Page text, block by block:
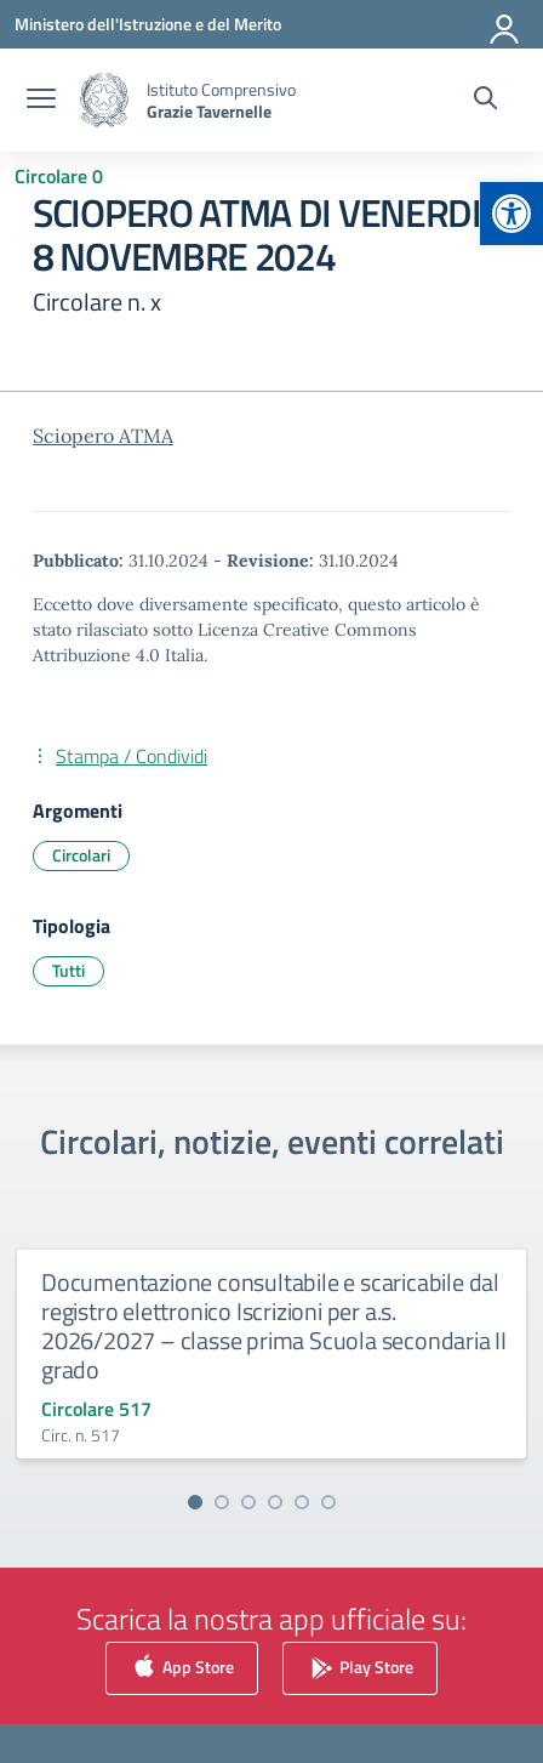
Vai ai contenuti
Vai al menu di navigazione
Vai al footer
Ministero dell'Istruzione e del Merito
Istituto Comprensivo
Grazie Tavernelle
Circolare 0
SCIOPERO ATMA DI VENERDI’
8 NOVEMBRE 2024
Circolare n. x
Sciopero ATMA
Pubblicato: 31.10.2024 - Revisione: 31.10.2024
Eccetto dove diversamente specificato, questo articolo è
stato rilasciato sotto Licenza Creative Commons
Attribuzione 4.0 Italia.
Stampa / Condividi
Argomenti
Circolari
Tipologia
Tutti
Circolari, notizie, eventi correlati
Documentazione consultabile e scaricabile dal
registro elettronico Iscrizioni per a.s.
2026/2027 – classe prima Scuola secondaria II
grado
Circolare 517
Circ. n. 517
Scarica la nostra app ufficiale su:
App Store Play Store